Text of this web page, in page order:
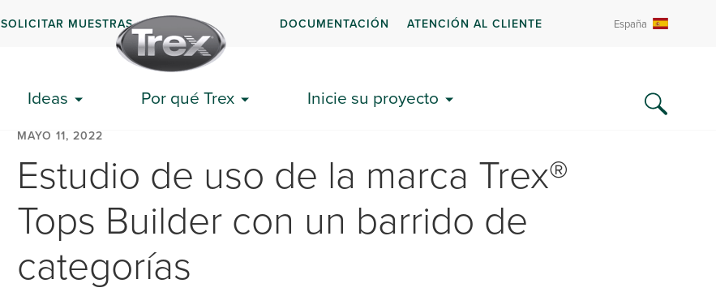
SOLICITAR MUESTRAS DOCUMENTACIÓN ATENCIÓN AL CLIENTE España
Ideas Por qué Trex Inicie su proyecto
MAYO 11, 2022
Estudio de uso de la marca Trex®
Tops Builder con un barrido de
categorías